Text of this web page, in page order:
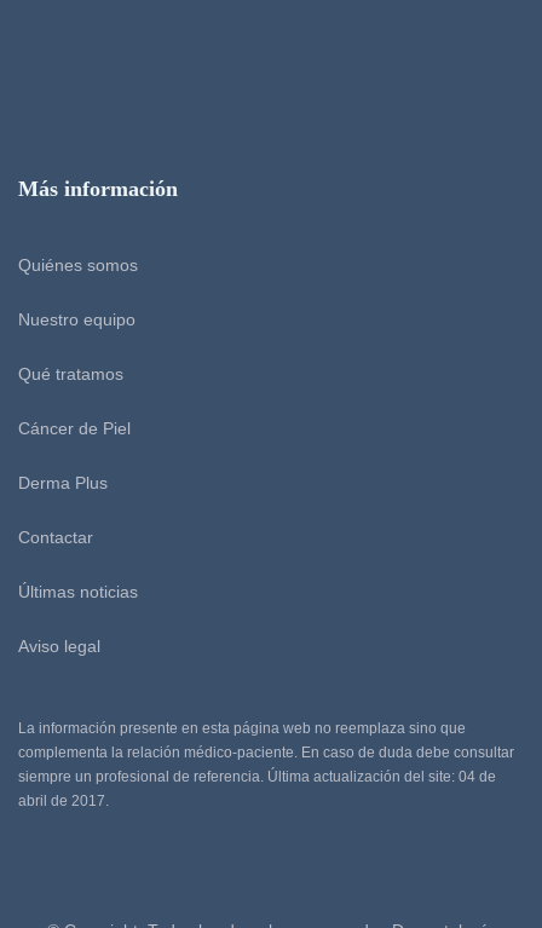
Más información
Quiénes somos
Nuestro equipo
Qué tratamos
Cáncer de Piel
Derma Plus
Contactar
Últimas noticias
Aviso legal
La información presente en esta página web no reemplaza sino que
complementa la relación médico-paciente. En caso de duda debe consultar
siempre un profesional de referencia. Última actualización del site: 04 de
abril de 2017.